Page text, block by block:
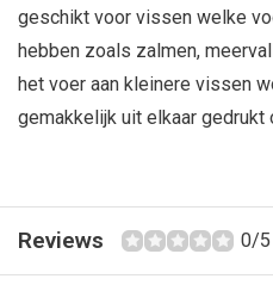
geschikt voor vissen welke
hebben zoals zalmen,
het voer aan kleinere vissen
gemakkelijk uit elkaar
Reviews 0/5